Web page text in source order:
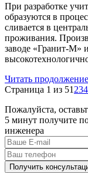
При разработке
образуются в
сливается в
проживания.
заводе «Гранит-М»
Читать продолжение
Страница 1 из 51 234
Пожалуйста,
5 минут получите
инженера